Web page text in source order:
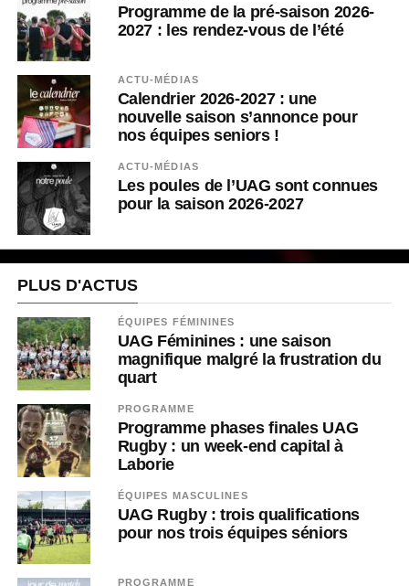
Programme de la pré-saison 2026-
2027 : les rendez-vous de l’été
ACTU-MÉDIAS
Calendrier 2026-2027 : une
nouvelle saison s’annonce pour
nos équipes seniors !
ACTU-MÉDIAS
Les poules de l’UAG sont connues
pour la saison 2026-2027
PLUS D'ACTUS
ÉQUIPES FÉMININES
UAG Féminines : une saison
magnifique malgré la frustration du
quart
PROGRAMME
Programme phases finales UAG
Rugby : un week-end capital à
Laborie
ÉQUIPES MASCULINES
UAG Rugby : trois qualifications
pour nos trois équipes séniors
PROGRAMME